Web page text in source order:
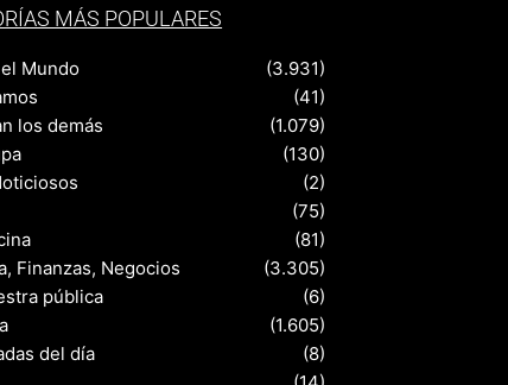
MÁS POPULARES
Mundo
(3.931)
(41)
los demás
(1.079)
(130)
(2)
(75)
(81)
Finanzas, Negocios
(3.305)
pública
(6)
(1.605)
del día
(8)